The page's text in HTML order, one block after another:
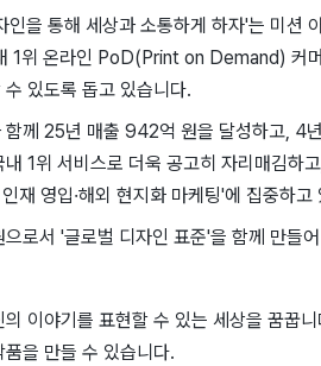
인을 통해 세상과 소통하게 하자'는 미션
1위 온라인 PoD(Print on Demand) 커
있도록 돕고 있습니다.
함께 25년 매출 942억 원을 달성하고, 4
1위 서비스로 더욱 공고히 자리매김하
재 영입·해외 현지화 마케팅'에 집중하고
로서 '글로벌 디자인 표준'을 함께 만들
이야기를 표현할 수 있는 세상을 꿈꿉
을 만들 수 있습니다.